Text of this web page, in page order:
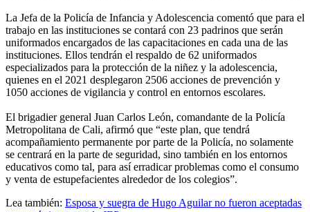
La Jefa de la Policía de Infancia y Adolescencia comentó que para el
trabajo en las instituciones se contará con 23 padrinos que serán
uniformados encargados de las capacitaciones en cada una de las
instituciones. Ellos tendrán el respaldo de 62 uniformados
especializados para la protección de la niñez y la adolescencia,
quienes en el 2021 desplegaron 2506 acciones de prevención y
1050 acciones de vigilancia y control en entornos escolares.
El brigadier general Juan Carlos León, comandante de la Policía
Metropolitana de Cali, afirmó que “este plan, que tendrá
acompañamiento permanente por parte de la Policía, no solamente
se centrará en la parte de seguridad, sino también en los entornos
educativos como tal, para así erradicar problemas como el consumo
y venta de estupefacientes alrededor de los colegios”.
Lea también: Esposa y suegra de Hugo Aguilar no fueron aceptadas